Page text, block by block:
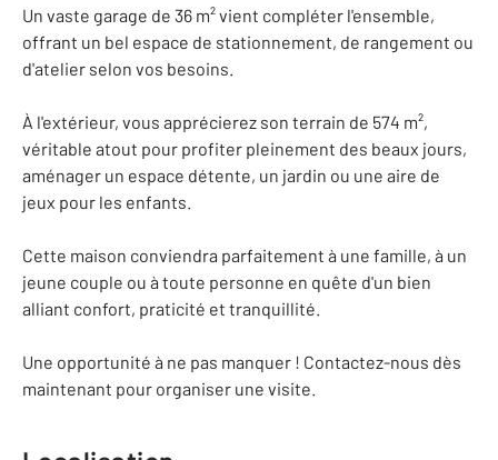
Un vaste garage de 36 m² vient compléter l'ensemble,
offrant un bel espace de stationnement, de rangement ou
d'atelier selon vos besoins.
À l'extérieur, vous apprécierez son terrain de 574 m²,
véritable atout pour profiter pleinement des beaux jours,
aménager un espace détente, un jardin ou une aire de
jeux pour les enfants.
Cette maison conviendra parfaitement à une famille, à un
jeune couple ou à toute personne en quête d'un bien
alliant confort, praticité et tranquillité.
Une opportunité à ne pas manquer ! Contactez-nous dès
maintenant pour organiser une visite.